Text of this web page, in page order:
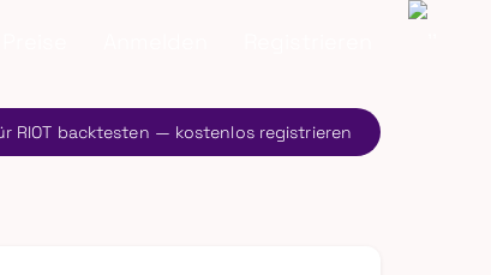
RIOT backtesten — kostenlos registrieren